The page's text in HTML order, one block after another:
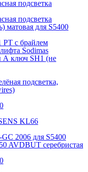
подсветка
подсветка
матовая для S5400
с брайлем
Sodimas
А ключ SH1 (не
подсветка,
KL66
2006 для S5400
AVDBUT серебристая